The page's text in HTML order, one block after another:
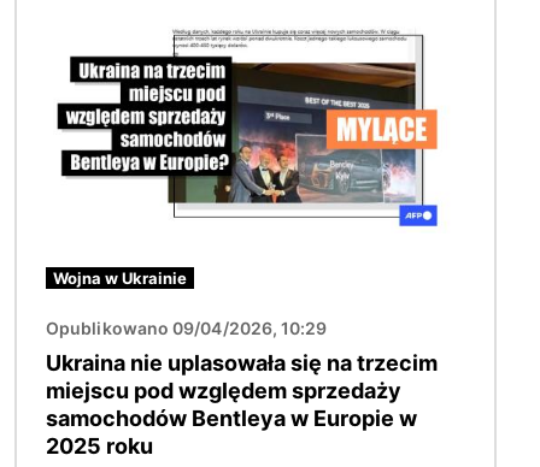
Wojna w Ukrainie
Opublikowano 09/04/2026, 10:29
Ukraina nie uplasowała się na trzecim
miejscu pod względem sprzedaży
samochodów Bentleya w Europie w
2025 roku